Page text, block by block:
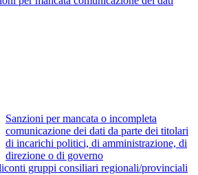
Sanzioni per mancata o incompleta
comunicazione dei dati da parte dei titolari
di incarichi politici, di amministrazione, di
direzione o di governo
gruppi consiliari regionali/provinciali